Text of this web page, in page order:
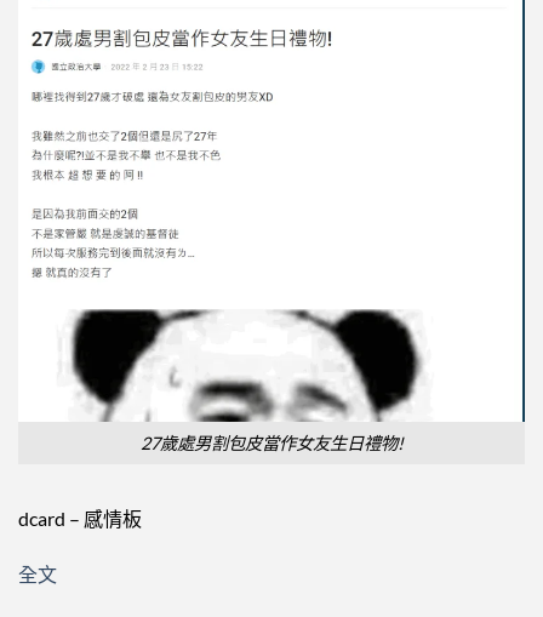
27歲處男割包皮當作女友生日禮物!
dcard – 感情板
全文